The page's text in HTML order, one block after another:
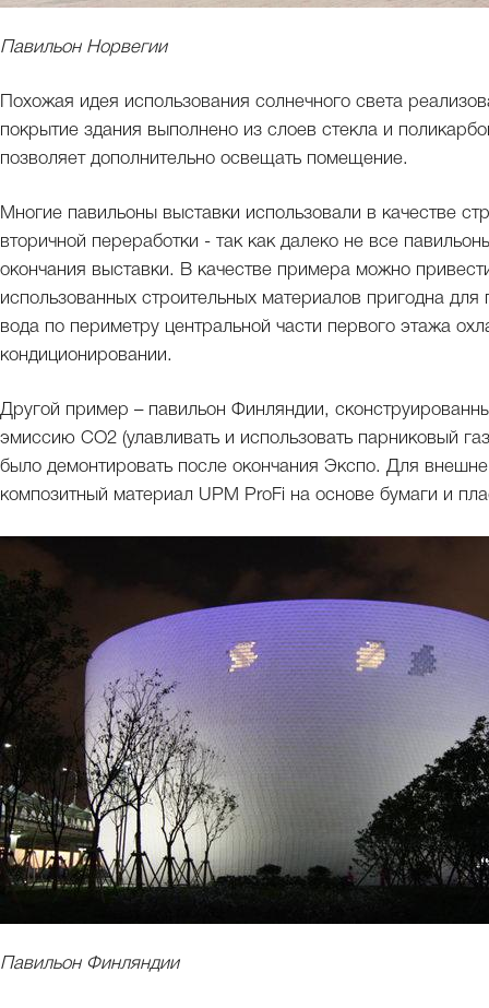
Павильон Норвегии
Похожая идея использования солнечного света
покрытие здания выполнено из слоев стекла и
позволяет дополнительно освещать помещение.
Многие павильоны выставки использовали в качестве
вторичной переработки - так как далеко не все
окончания выставки. В качестве примера можно
использованных строительных материалов пригодна
вода по периметру центральной части первого этажа
кондиционировании.
Другой пример – павильон Финляндии,
эмиссию СО2 (улавливать и использовать парниковый
было демонтировать после окончания Экспо. Для
композитный материал UPM ProFi на основе бумаги и
Павильон Финляндии